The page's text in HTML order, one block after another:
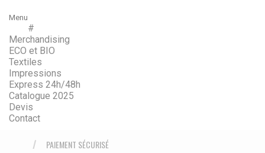
Menu
#
Merchandising
ECO et BIO
Textiles
Impressions
Express 24h/48h
Catalogue 2025
Devis
Contact
PAIEMENT SÉCURISÉ